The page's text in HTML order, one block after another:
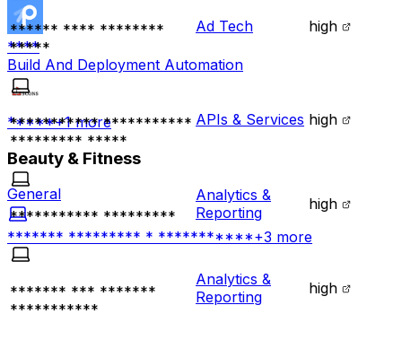
****
Build And Deployment Automation
*****+1more
Beauty & Fitness
General
******* ********* * ***********+3 more
****** **** ********
*****
Ad Tech high
*********** ***********
********* *****
APIs & Services high
*********** *********
Analytics &
Reporting
high
******* *** *******
***********
Analytics &
Reporting
high